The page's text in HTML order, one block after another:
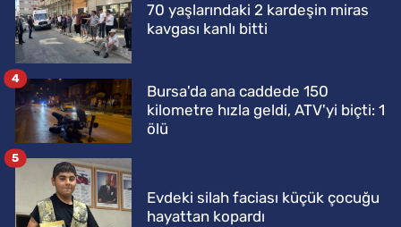
70 yaşlarındaki 2 kardeşin miras
kavgası kanlı bitti
Bursa'da ana caddede 150
kilometre hızla geldi, ATV'yi biçti: 1
ölü
4
Evdeki silah faciası küçük çocuğu
hayattan kopardı
5